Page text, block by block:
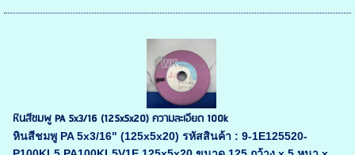
หินสีชมพู PA 5x3/16 (125x5x20) ความละเอียด 100k
หินสีชมพู PA 5x3/16" (125x5x20) รหัสสินค้า : 9-1E125520-